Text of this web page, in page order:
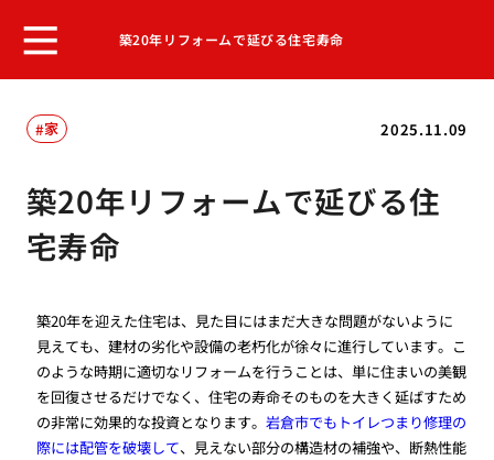
築20年リフォームで延びる住宅寿命
2025.11.09
家
築20年リフォームで延びる住
宅寿命
築20年を迎えた住宅は、見た目にはまだ大きな問題がないように
見えても、建材の劣化や設備の老朽化が徐々に進行しています。こ
のような時期に適切なリフォームを行うことは、単に住まいの美観
を回復させるだけでなく、住宅の寿命そのものを大きく延ばすため
の非常に効果的な投資となります。岩倉市でもトイレつまり修理の
際には配管を破壊して、見えない部分の構造材の補強や、断熱性能